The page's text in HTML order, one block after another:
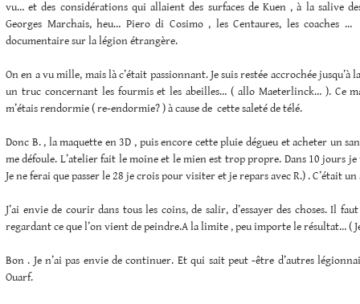
vu… et des considérations qui allaient des surfaces de Kuen , à la salive
Georges Marchais, heu… Piero di Cosimo , les Centaures, les coaches
documentaire sur la légion étrangère.
On en a vu mille, mais là c’était passionnant. Je suis restée accrochée jusqu’à
un truc concernant les fourmis et les abeilles… ( allo Maeterlinck… ). Ce
m’étais rendormie ( re-endormie? ) à cause de cette saleté de télé.
Donc B. , la maquette en 3D , puis encore cette pluie dégueu et acheter un
me défoule. L’atelier fait le moine et le mien est trop propre. Dans 10 jours je
Je ne ferai que passer le 28 je crois pour visiter et je repars avec R.) . C’était
J’ai envie de courir dans tous les coins, de salir, d’essayer des choses. Il
regardant ce que l’on vient de peindre.A la limite , peu importe le résultat… (
Bon . Je n’ai pas envie de continuer. Et qui sait peut -être d’autres
Ouarf.